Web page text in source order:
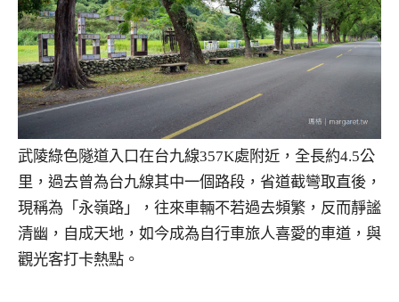
武陵綠色隧道入口在台九線357K處附近，全長約4.5公
里，過去曾為台九線其中一個路段，省道截彎取直後，
現稱為「永嶺路」，往來車輛不若過去頻繁，反而靜謐
清幽，自成天地，如今成為自行車旅人喜愛的車道，與
觀光客打卡熱點。